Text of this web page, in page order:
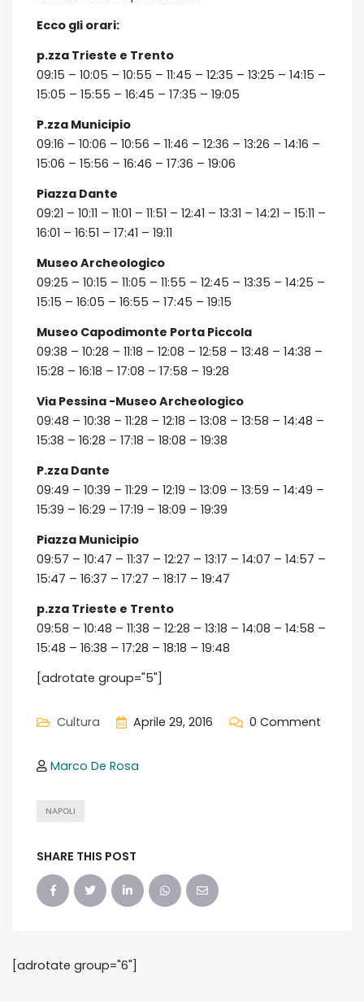
Ecco gli orari:
p.zza Trieste e Trento
09:15 – 10:05 – 10:55 – 11:45 – 12:35 – 13:25 – 14:15 –
15:05 – 15:55 – 16:45 – 17:35 – 19:05
P.zza Municipio
09:16 – 10:06 – 10:56 – 11:46 – 12:36 – 13:26 – 14:16 –
15:06 – 15:56 – 16:46 – 17:36 – 19:06
Piazza Dante
09:21 – 10:11 – 11:01 – 11:51 – 12:41 – 13:31 – 14:21 – 15:11 –
16:01 – 16:51 – 17:41 – 19:11
Museo Archeologico
09:25 – 10:15 – 11:05 – 11:55 – 12:45 – 13:35 – 14:25 –
15:15 – 16:05 – 16:55 – 17:45 – 19:15
Museo Capodimonte Porta Piccola
09:38 – 10:28 – 11:18 – 12:08 – 12:58 – 13:48 – 14:38 –
15:28 – 16:18 – 17:08 – 17:58 – 19:28
Via Pessina -Museo Archeologico
09:48 – 10:38 – 11:28 – 12:18 – 13:08 – 13:58 – 14:48 –
15:38 – 16:28 – 17:18 – 18:08 – 19:38
P.zza Dante
09:49 – 10:39 – 11:29 – 12:19 – 13:09 – 13:59 – 14:49 –
15:39 – 16:29 – 17:19 – 18:09 – 19:39
Piazza Municipio
09:57 – 10:47 – 11:37 – 12:27 – 13:17 – 14:07 – 14:57 –
15:47 – 16:37 – 17:27 – 18:17 – 19:47
p.zza Trieste e Trento
09:58 – 10:48 – 11:38 – 12:28 – 13:18 – 14:08 – 14:58 –
15:48 – 16:38 – 17:28 – 18:18 – 19:48
[adrotate group="5"]
Cultura Aprile 29, 2016 0 Comment
Marco De Rosa
NAPOLI
SHARE THIS POST
[adrotate group="6"]